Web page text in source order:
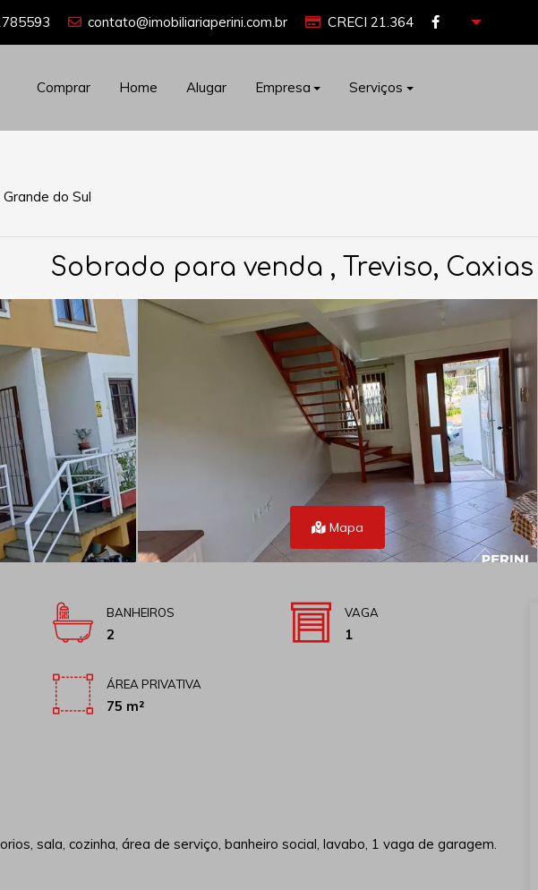
contato@imobiliariaperini.com.br CRECI 21.364
Comprar Home Alugar Empresa Serviços
do Sul
Sobrado para venda , Treviso,
Mapa
BANHEIROS
2
VAGA
1
ÁREA PRIVATIVA
75 m²
sala, cozinha, área de serviço, banheiro social, lavabo, 1 vaga de garagem.